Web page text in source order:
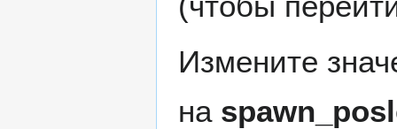
Измените
на